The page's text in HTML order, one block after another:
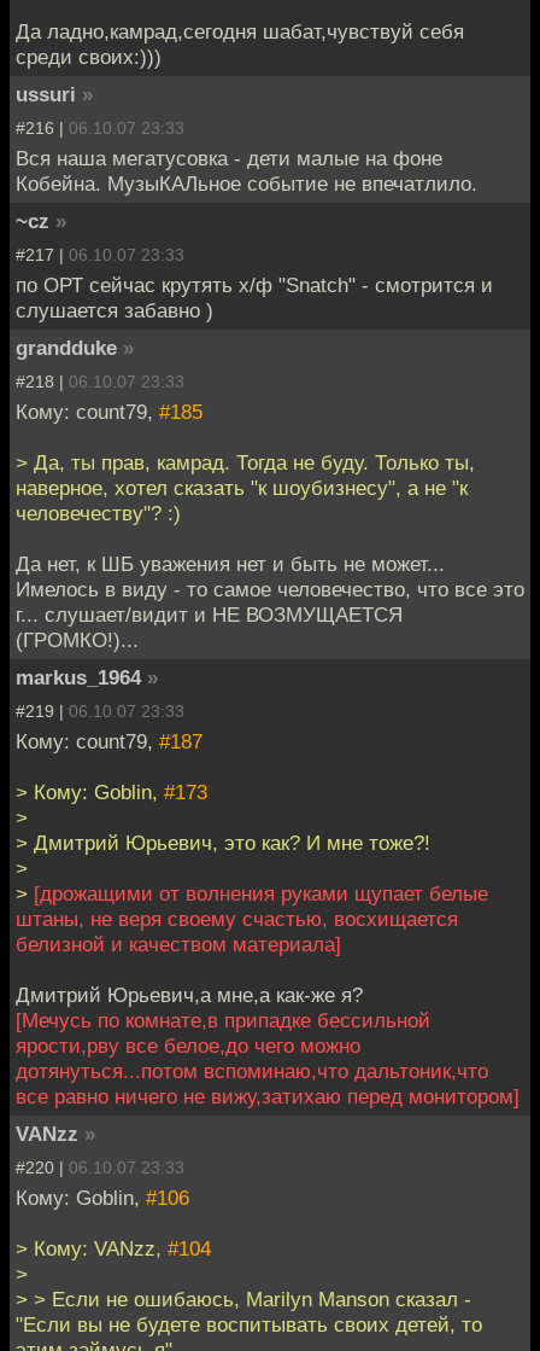
Да ладно,камрад,сегодня шабат,чувствуй себя
среди своих:)))
ussuri »
#216 | 06.10.07 23:33
Вся наша мегатусовка - дети малые на фоне
Кобейна. МузыКАЛьное событие не впечатлило.
~cz »
#217 | 06.10.07 23:33
по ОРТ сейчас крутять х/ф "Snatch" - смотрится и
слушается забавно )
grandduke »
#218 | 06.10.07 23:33
Кому: count79, #185
> Да, ты прав, камрад. Тогда не буду. Только ты,
наверное, хотел сказать "к шоубизнесу", а не "к
человечеству"? :)
Да нет, к ШБ уважения нет и быть не может...
Имелось в виду - то самое человечество, что все это
г... слушает/видит и НЕ ВОЗМУЩАЕТСЯ
(ГРОМКО!)...
markus_1964 »
#219 | 06.10.07 23:33
Кому: count79, #187
> Кому: Goblin, #173
>
> Дмитрий Юрьевич, это как? И мне тоже?!
>
> [дрожащими от волнения руками щупает белые
штаны, не веря своему счастью, восхищается
белизной и качеством материала]
Дмитрий Юрьевич,а мне,а как-же я?
[Мечусь по комнате,в припадке бессильной
ярости,рву все белое,до чего можно
дотянуться...потом вспоминаю,что дальтоник,что
все равно ничего не вижу,затихаю перед монитором]
VANzz »
#220 | 06.10.07 23:33
Кому: Goblin, #106
> Кому: VANzz, #104
>
> > Если не ошибаюсь, Marilyn Manson сказал -
"Если вы не будете воспитывать своих детей, то